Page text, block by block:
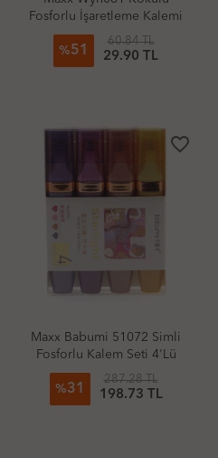
Fosforlu İşaretleme Kalemi
Turuncu Portakal
%51
60.84 TL
29.90 TL
favorite_border
Maxx Babumi 51072 Simli
Fosforlu Kalem Seti 4'Lü
Koyu Renkler
%31
287.28 TL
198.73 TL